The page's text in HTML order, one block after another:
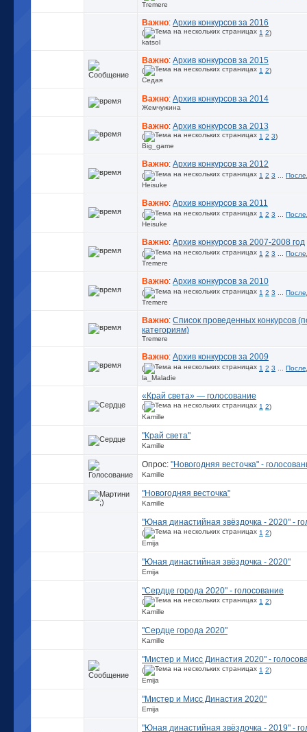
Tremere
Важно: Архив конкурсов за 2016
( 1 2)
katsol
Важно: Архив конкурсов за 2015
( 1 2)
Седая
Важно: Архив конкурсов за 2014
Жемчужина
Важно: Архив конкурсов за 2013
( 1 2 3)
Big_game
Важно: Архив конкурсов за 2012
( 1 2 3
Heisuke
Важно: Архив конкурсов за 2011
( 1 2 3
Heisuke
Важно: Архив конкурсов за 2007-2008 год
( 1 2 3
Tremere
Важно: Архив конкурсов за 2010
( 1 2 3
Tremere
Важно: Список проведенных конкурсов
категориям)
Tremere
Важно: Архив конкурсов за 2009
( 1 2 3
la_Maladie
«Край света» — голосование
( 1 2)
Kamille
"Край света"
Kamille
Опрос: "Новогодняя весточка" -
Kamille
"Новогодняя весточка"
Kamille
"Юная династийная звёздочка - 2020" -
( 1 2)
Emija
"Юная династийная звёздочка - 2020"
Emija
"Сердце города 2020" - голосование
( 1 2)
Kamille
"Сердце города 2020"
Kamille
"Мистер и Мисс Династия 2020" -
( 1 2)
Emija
"Мистер и Мисс Династия 2020"
Emija
"Юная династийная звёздочка - 2019" -